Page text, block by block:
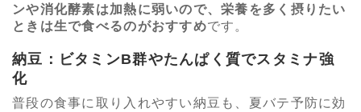
ンや消化酵素は加熱に弱いので、栄養を多く摂りたい
ときは生で食べるのがおすすめです。
納豆：ビタミンB群やたんぱく質でスタミナ強
化
普段の食事に取り入れやすい納豆も、夏バテ予防に効